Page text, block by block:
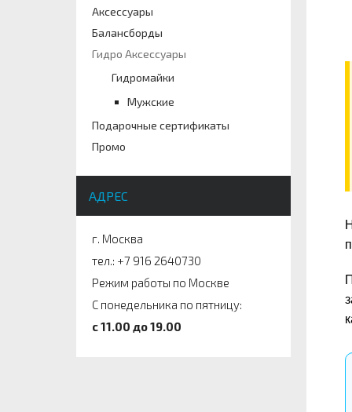
Аксессуары
Балансборды
Гидро Аксессуары
Гидромайки
Мужские
Подарочные сертификаты
Промо
АДРЕС
г. Москва
тел.: +7 916 2640730
Режим работы по Москве
С понедельника по пятницу:
c 11.00 до 19.00